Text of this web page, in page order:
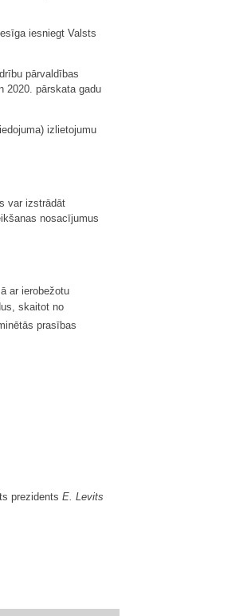
iesniegt Valsts
pārvaldības
2020. pārskata gadu
izlietojumu
var izstrādāt
nosacījumus
ar ierobežotu
skaitot no
prasības
prezidents E. Levits